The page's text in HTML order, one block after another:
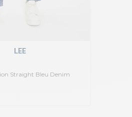
Straight Bleu Denim
LEE